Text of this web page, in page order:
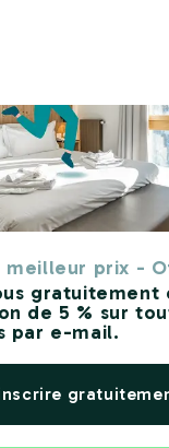
meilleur prix -
gratuitement
de 5 % sur
par e-mail.
Spaccanapoli